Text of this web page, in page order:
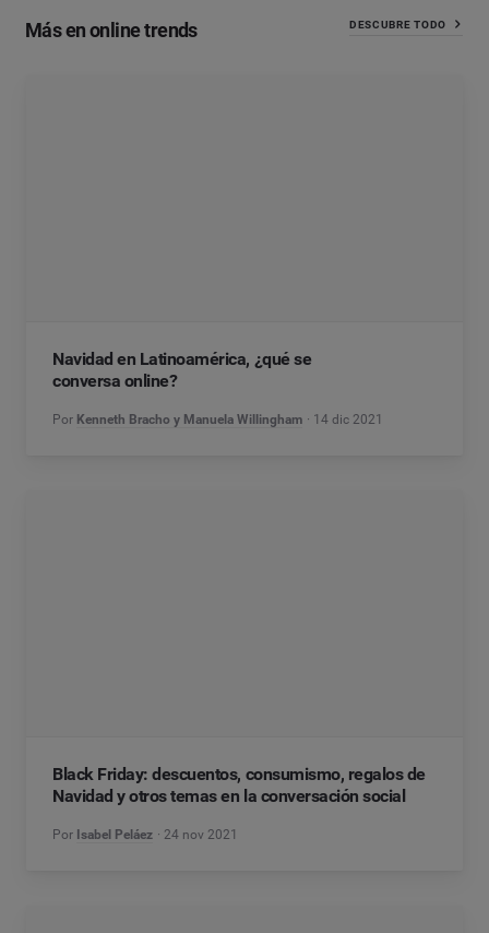
Más en online trends DESCUBRE TODO
Navidad en Latinoamérica, ¿qué se
conversa online?
Por Kenneth Bracho y Manuela Willingham 14 dic 2021
Black Friday: descuentos, consumismo, regalos de
Navidad y otros temas en la conversación social
Por Isabel Peláez 24 nov 2021